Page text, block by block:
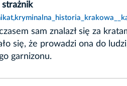
strażnik
sam znalazł się za
się, że prowadzi ona do
garnizonu.